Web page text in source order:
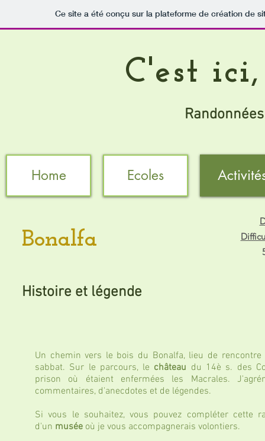
Ce site a été conçu sur la plateforme de création de
C'est
Home Ecoles
Bonalfa
Histoire et légende
Un chemin vers le bois du Bonalfa, lieu de
sabbat. Sur le parcours, le château du 14è s. des
prison où étaient enfermées les Macrales.
commentaires, d'anecdotes et de légendes.
Si vous le souhaitez, vous pouvez compléter cette
d'un musée où je vous accompagnerais volontiers.